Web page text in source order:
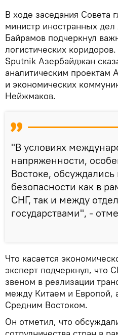
В ходе заседания Совета
министр иностранных
Байрамов подчеркнул
логистических
Sputnik Азербайджан
аналитическим проектам
и экономических
Нейжмаков.
"В условиях
напряженности,
Востоке,
безопасности как в
СНГ, так и между
государствами", -
Что касается
эксперт подчеркнул, что
звеном в реализации
между Китаем и
Средним Востоком.
Он отметил, что